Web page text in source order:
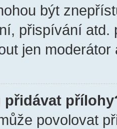
být
přispívání atd.
jen
přidávat
povolovat